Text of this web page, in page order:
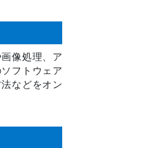
像処理、ア
フトウェア
などをオン